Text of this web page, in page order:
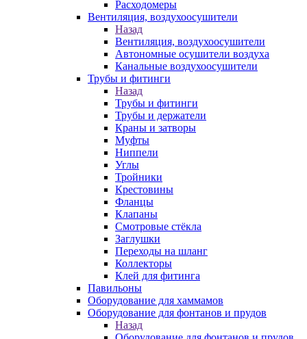
Расходомеры
Вентиляция, воздухоосушители
Назад
Вентиляция, воздухоосушители
Автономные осушители воздуха
Канальные воздухоосушители
Трубы и фитинги
Назад
Трубы и фитинги
Трубы и держатели
Краны и затворы
Муфты
Ниппели
Углы
Тройники
Крестовины
Фланцы
Клапаны
Смотровые стёкла
Заглушки
Переходы на шланг
Коллекторы
Клей для фитинга
Павильоны
Оборудование для хаммамов
Оборудование для фонтанов и прудов
Назад